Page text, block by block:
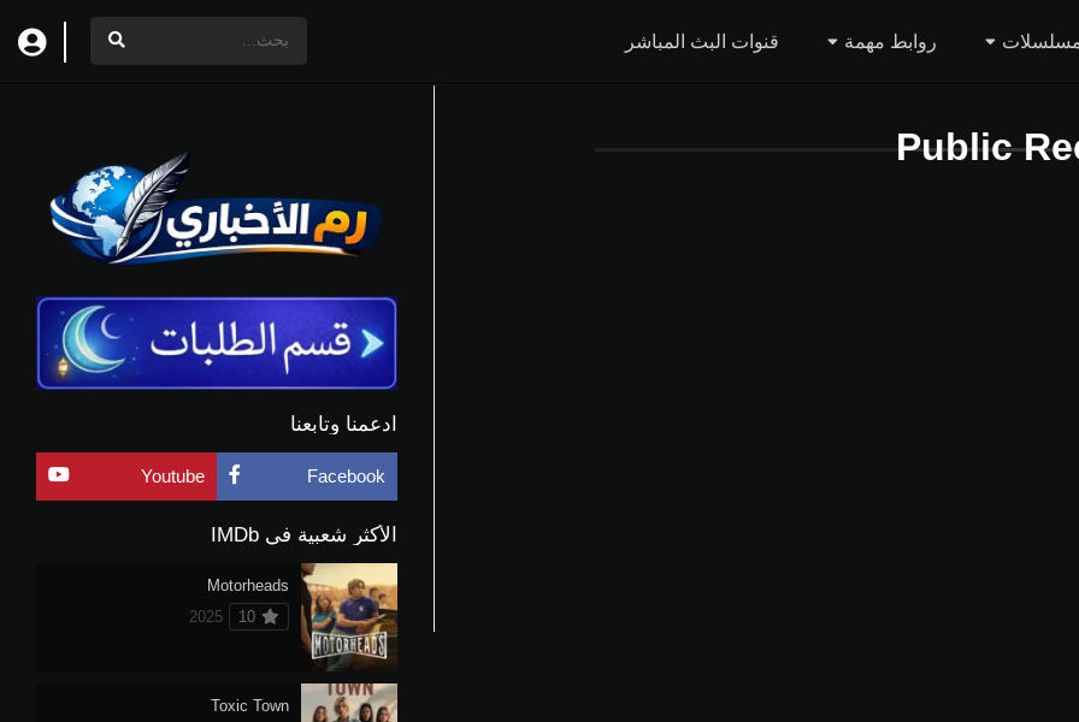
روابط مهمة قنوات البث المباشر
Public
ادعمنا وتابعنا
Facebook
Youtube
الأكثر شعبية في IMDb
Motorheads
10
2025
Toxic Town